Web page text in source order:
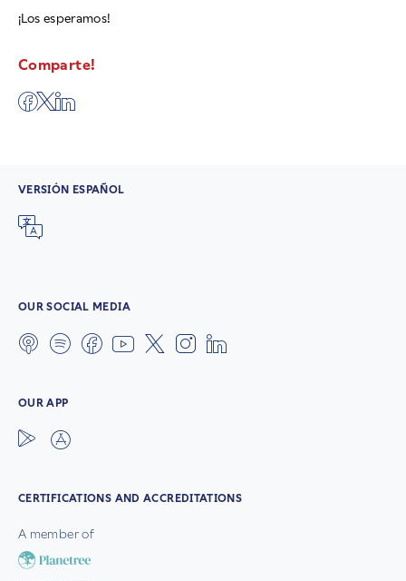
¡Los esperamos!
Comparte!
VERSIÓN ESPAÑOL
OUR SOCIAL MEDIA
OUR APP
CERTIFICATIONS AND ACCREDITATIONS
A member of